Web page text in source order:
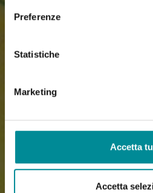
Preferenze
Statistiche
Marketing
Accetta
Accetta